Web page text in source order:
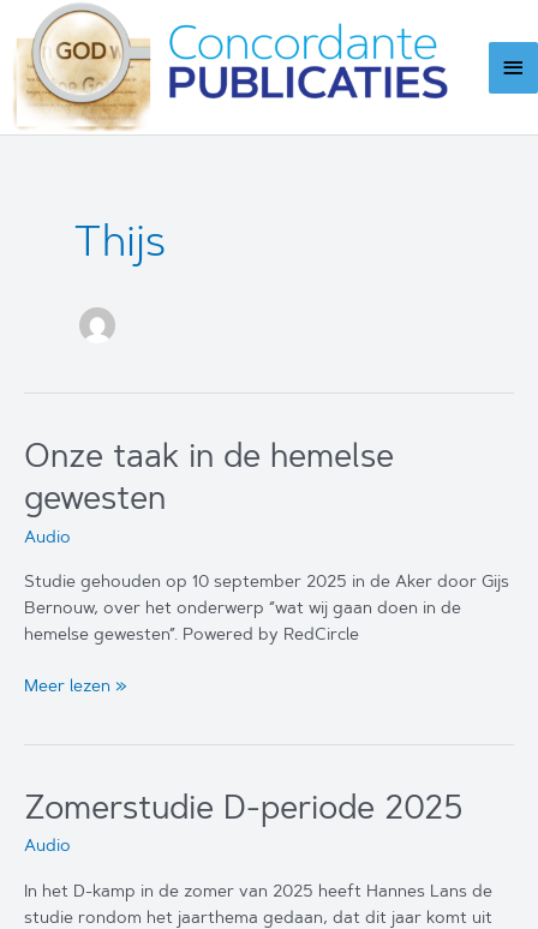
naar
de
inhoud
Thijs
Onze taak in de hemelse
gewesten
Audio
Studie gehouden op 10 september 2025 in de Aker door Gijs
Bernouw, over het onderwerp “wat wij gaan doen in de
hemelse gewesten”. Powered by RedCircle
Onze
gewesten
Meer lezen »
Zomerstudie D-periode 2025
Audio
In het D-kamp in de zomer van 2025 heeft Hannes Lans de
studie rondom het jaarthema gedaan, dat dit jaar komt uit